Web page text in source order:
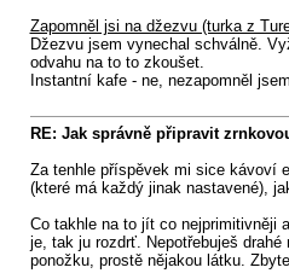
Zapomněl jsi na džezvu (turka z
Džezvu jsem vynechal schválně.
odvahu na to to zkoušet.
Instantní kafe - ne, nezapomněl
RE: Jak správně připravit
Za tenhle příspěvek mi sice kávoví
(které má každý jinak nastavené),
Co takhle na to jít co nejprimitivněji
je, tak ju rozdrť. Nepotřebuješ
ponožku, prostě nějakou látku.